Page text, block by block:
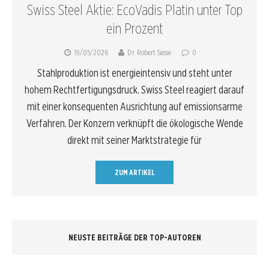
Swiss Steel Aktie: EcoVadis Platin unter Top
ein Prozent
19/05/2026 Dr. Robert Sasse 0
Stahlproduktion ist energieintensiv und steht unter
hohem Rechtfertigungsdruck. Swiss Steel reagiert darauf
mit einer konsequenten Ausrichtung auf emissionsarme
Verfahren. Der Konzern verknüpft die ökologische Wende
direkt mit seiner Marktstrategie für
ZUM ARTIKEL
NEUSTE BEITRÄGE DER TOP-AUTOREN